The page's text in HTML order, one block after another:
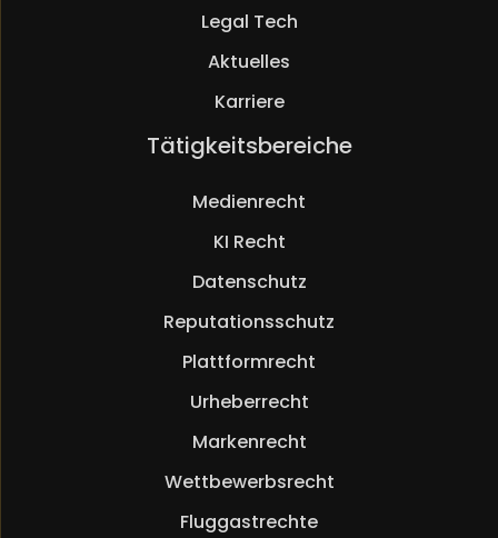
Legal Tech
Aktuelles
Karriere
Tätigkeitsbereiche
Medienrecht
KI Recht
Datenschutz
Reputationsschutz
Plattformrecht
Urheberrecht
Markenrecht
Wettbewerbsrecht
Fluggastrechte